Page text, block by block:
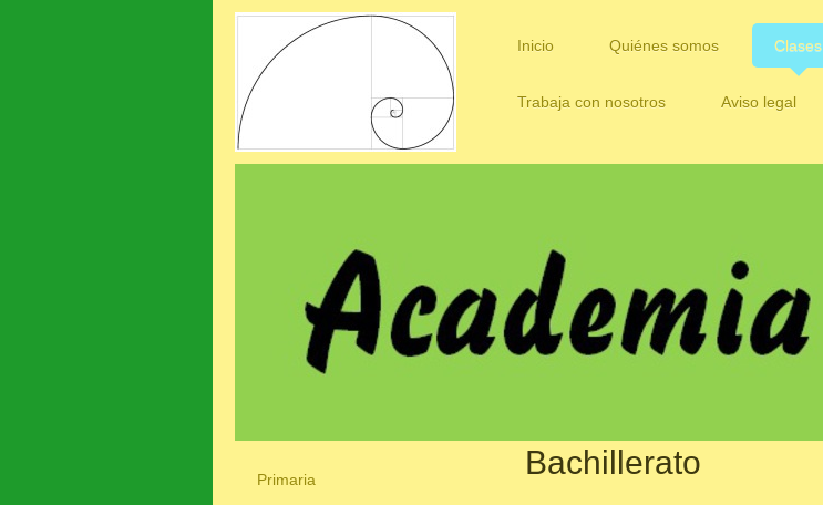
Inicio Quiénes somos Clases
Trabaja con nosotros Aviso legal
Bachillerato
Primaria